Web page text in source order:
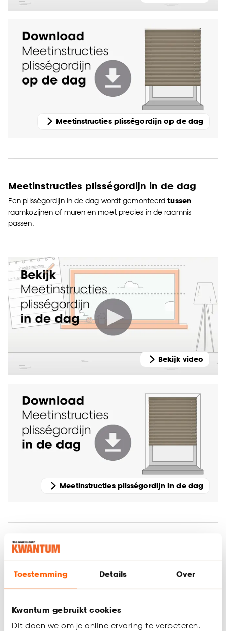
Toestemming Details Over
Kwantum gebruikt cookies
Dit doen we om je online ervaring te verbeteren.
Meetinstructies plisségordijn op de dag
Meetinstructies plisségordijn in de dag
Een plisségordijn in de dag wordt gemonteerdtussen
raamkozijnen of muren en moet precies in de raamnis
passen.
Bekijk video
Meetinstructies plisségordijn in de dag